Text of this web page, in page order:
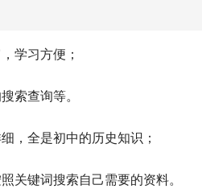
学习方便；
索查询等。
，全是初中的历史知识；
关键词搜索自己需要的资料。